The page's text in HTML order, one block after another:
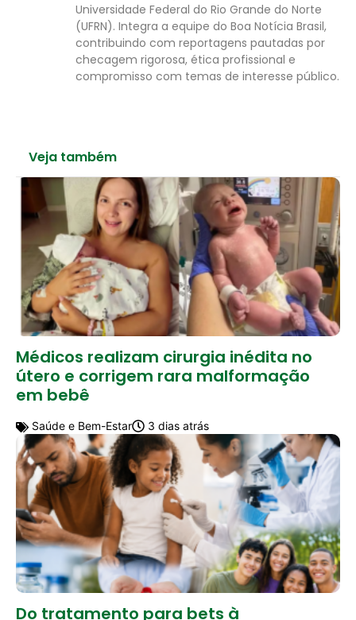
Universidade Federal do Rio Grande do Norte
(UFRN). Integra a equipe do Boa Notícia Brasil,
contribuindo com reportagens pautadas por
checagem rigorosa, ética profissional e
compromisso com temas de interesse público.
Veja também
Médicos realizam cirurgia inédita no
útero e corrigem rara malformação
em bebê
Saúde e Bem-Estar 3 dias atrás
Do tratamento para bets à